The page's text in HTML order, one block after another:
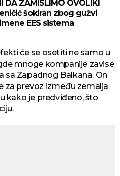
DA ZAMISLIMO OVOLIKI
šokiran zbog gužvi
EES sistema
će se osetiti ne samo u
mnoge kompanije zavise
Zapadnog Balkana. On
za prevoz između zemalja
kako je predviđeno, što